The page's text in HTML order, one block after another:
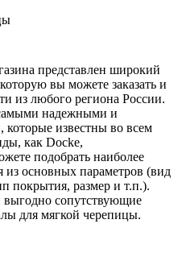
представлен широкий
вы можете заказать и
из любого региона России.
надежными и
известны во всем
как Docke,
подобрать наиболее
из основных параметров (вид
покрытия, размер и т.п.).
выгодно сопутствующие
для мягкой черепицы.